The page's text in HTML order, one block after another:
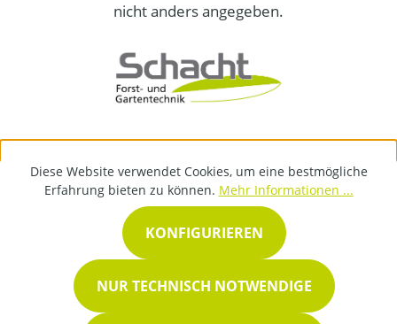
nicht anders angegeben.
Diese Website verwendet Cookies, um eine bestmögliche
Erfahrung bieten zu können. Mehr Informationen ...
NUR TECHNISCH NOTWENDIGE
KONFIGURIEREN